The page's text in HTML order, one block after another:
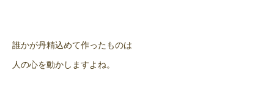
誰かが丹精込めて作ったものは
人の心を動かしますよね。